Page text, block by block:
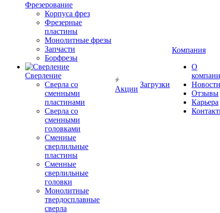
Фрезерование
Корпуса фрез
Фрезерные
пластины
Монолитные фрезы
Запчасти
Борфрезы
Сверление
Сверла со
сменными
пластинами
Сверла со
сменными
головками
Сменные
сверлильные
пластины
Сменные
сверлильные
головки
Монолитные
твердосплавные
сверла
Акции
Загрузки
Компания
О
Новости
Отзывы
Карьера